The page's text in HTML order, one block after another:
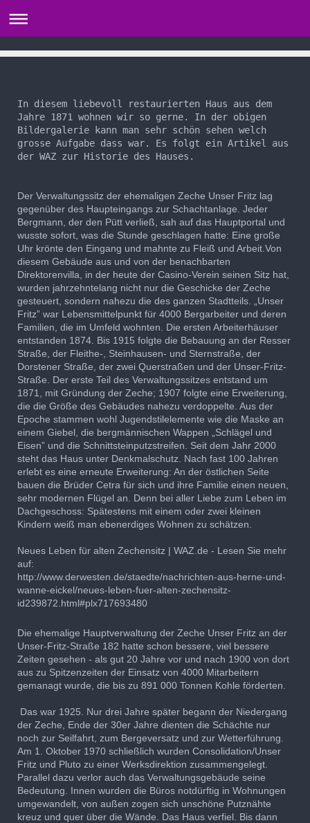
In diesem liebevoll restaurierten Haus aus dem
Jahre 1871 wohnen wir so gerne. In der obigen
Bildergalerie kann man sehr schön sehen welch
grosse Aufgabe dass war. Es folgt ein Artikel aus
Der Verwaltungssitz der ehemaligen Zeche Unser Fritz lag
gegenüber des Haupteingangs zur Schachtanlage. Jeder
Bergmann, der den Pütt verließ, sah auf das Hauptportal und
wusste sofort, was die Stunde geschlagen hatte: Eine große
Uhr krönte den Eingang und mahnte zu Fleiß und Arbeit.Von
diesem Gebäude aus und von der benachbarten
Direktorenvilla, in der heute der Casino-Verein seinen Sitz hat,
wurden jahrzehntelang nicht nur die Geschicke der Zeche
gesteuert, sondern nahezu die des ganzen Stadtteils. „Unser
Fritz” war Lebensmittelpunkt für 4000 Bergarbeiter und deren
Familien, die im Umfeld wohnten. Die ersten Arbeiterhäuser
entstanden 1874. Bis 1915 folgte die Bebauung an der Resser
Straße, der Fleithe-, Steinhausen- und Sternstraße, der
Dorstener Straße, der zwei Querstraßen und der Unser-Fritz-
Straße. Der erste Teil des Verwaltungssitzes entstand um
1871, mit Gründung der Zeche; 1907 folgte eine Erweiterung,
die die Größe des Gebäudes nahezu verdoppelte. Aus der
Epoche stammen wohl Jugendstilelemente wie die Maske an
einem Giebel, die bergmännischen Wappen „Schlägel und
Eisen” und die Schnittsteinputzstreifen. Seit dem Jahr 2000
steht das Haus unter Denkmalschutz. Nach fast 100 Jahren
erlebt es eine erneute Erweiterung: An der östlichen Seite
bauen die Brüder Cetra für sich und ihre Familie einen neuen,
sehr modernen Flügel an. Denn bei aller Liebe zum Leben im
Dachgeschoss: Spätestens mit einem oder zwei kleinen
Kindern weiß man ebenerdiges Wohnen zu schätzen.
Neues Leben für alten Zechensitz | WAZ.de - Lesen Sie mehr
auf:
http://www.derwesten.de/staedte/nachrichten-aus-herne-und-
wanne-eickel/neues-leben-fuer-alten-zechensitz-
id239872.html#plx717693480
Die ehemalige Hauptverwaltung der Zeche Unser Fritz an der
Unser-Fritz-Straße 182 hatte schon bessere, viel bessere
Zeiten gesehen - als gut 20 Jahre vor und nach 1900 von dort
aus zu Spitzenzeiten der Einsatz von 4000 Mitarbeitern
gemanagt wurde, die bis zu 891 000 Tonnen Kohle förderten.
Das war 1925. Nur drei Jahre später begann der Niedergang
der Zeche, Ende der 30er Jahre dienten die Schächte nur
noch zur Seilfahrt, zum Bergeversatz und zur Wetterführung.
Am 1. Oktober 1970 schließlich wurden Consolidation/Unser
Fritz und Pluto zu einer Werksdirektion zusammengelegt.
Parallel dazu verlor auch das Verwaltungsgebäude seine
Bedeutung. Innen wurden die Büros notdürftig in Wohnungen
umgewandelt, von außen zogen sich unschöne Putznähte
kreuz und quer über die Wände. Das Haus verfiel. Bis dann